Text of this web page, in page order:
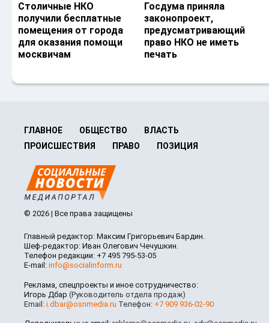
Столичные НКО
получили бесплатные
помещения от города
для оказания помощи
москвичам
Госдума приняла
законопроект,
предусматривающий
право НКО не иметь
печать
ГЛАВНОЕ ОБЩЕСТВО
ВЛАСТЬ
ПРОИСШЕСТВИЯ
ПРАВО ПОЗИЦИЯ
© 2026 | Все права защищены
Главный редактор: Максим Григорьевич Бардин.
Шеф-редактор: Иван Олегович Чечушкин.
Телефон редакции: +7 495 795-53-05
E-mail: info@socialinform.ru
Реклама, спецпроекты и иное сотрудничество:
Игорь Дбар (Руководитель отдела продаж)
Email: i.dbar@osnmedia.ru Телефон: +7 909 936-02-90